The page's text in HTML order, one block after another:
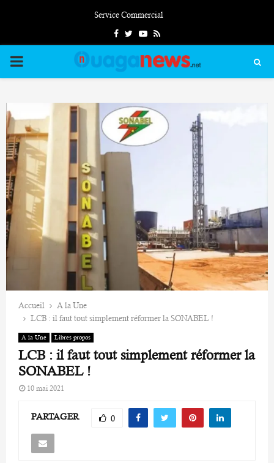
Service Commercial
FacebookTwitterYoutube
Rss
PRIMARY
Accueil
A la Une
LCB : il faut tout simplement réformer la SONABEL !
A la Une Libres propos
LCB : il faut tout simplement réformer la
SONABEL !
10 mai 2021
PARTAGER 0